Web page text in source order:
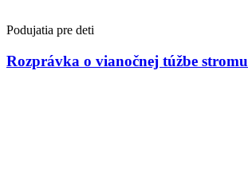
Podujatia pre deti
Rozprávka o vianočnej túžbe stromu